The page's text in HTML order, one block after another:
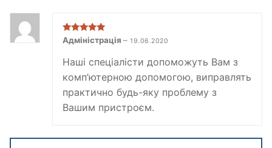
Оцінено в5
з 5
Адміністрація – 19.06.2020
Наші спеціалісти допоможуть Вам з
комп’ютерною допомогою, виправлять
практично будь-яку проблему з
Вашим пристроєм.